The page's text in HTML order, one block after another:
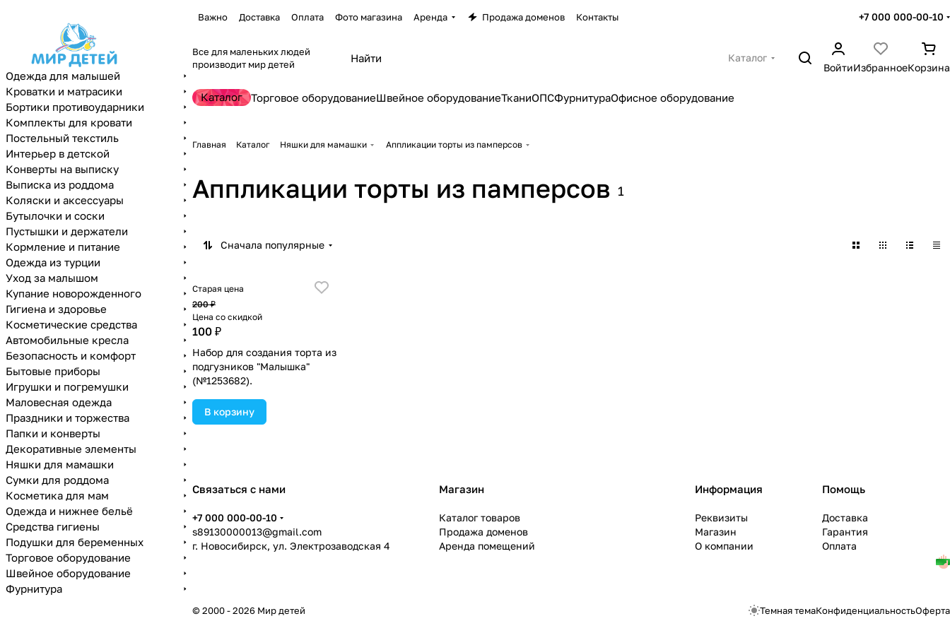
Важно Доставка Оплата Фото магазина Аренда Продажа доменов Контакты +7 000 000-00-10
Все для маленьких людей
производит мир детей
Каталог
ВойтиИзбранноеКорзина
Каталог Торговое оборудованиеШвейное оборудованиеТканиОПСФурнитураОфисное оборудование
Главная Каталог Няшки для мамашки Аппликации торты из памперсов
Аппликации торты из памперсов 1
Сначала популярные
Старая цена
200 ₽
Цена со скидкой
100 ₽
Набор для создания торта из
подгузников "Малышка"
(№1253682).
В корзину
Связаться с нами
+7 000 000-00-10
s89130000013@gmail.com
г. Новосибирск, ул. Электрозаводская 4
Магазин
Каталог товаров
Продажа доменов
Аренда помещений
Информация
Реквизиты
Магазин
О компании
Помощь
Доставка
Гарантия
Оплата
© 2000 - 2026 Мир детей Темная темаКонфиденциальностьОферта
Одежда для малышей
Кроватки и матрасики
Бортики противоударники
Комплекты для кровати
Постельный текстиль
Интерьер в детской
Конверты на выписку
Выписка из роддома
Коляски и аксессуары
Бутылочки и соски
Пустышки и держатели
Кормление и питание
Одежда из турции
Уход за малышом
Купание новорожденного
Гигиена и здоровье
Косметические средства
Автомобильные кресла
Безопасность и комфорт
Бытовые приборы
Игрушки и погремушки
Маловесная одежда
Праздники и торжества
Папки и конверты
Декоративные элементы
Няшки для мамашки
Сумки для роддома
Косметика для мам
Одежда и нижнее бельё
Средства гигиены
Подушки для беременных
Торговое оборудование
Швейное оборудование
Фурнитура